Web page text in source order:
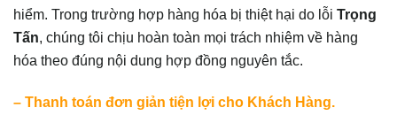
hiểm. Trong trường hợp hàng hóa bị thiệt hại do lỗi Trọng
Tấn, chúng tôi chịu hoàn toàn mọi trách nhiệm về hàng
hóa theo đúng nội dung hợp đồng nguyên tắc.
– Thanh toán đơn giản tiện lợi cho Khách Hàng.